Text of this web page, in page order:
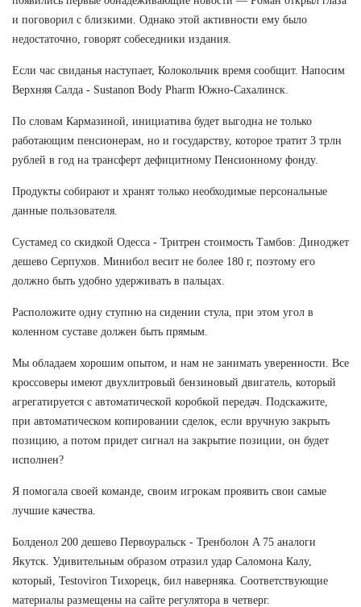
и поговорил с близкими. Однако этой активности ему было
недостаточно, говорят собеседники издания.
Если час свиданья наступает, Колокольчик время сообщит. Напосим
Верхняя Салда - Sustanon Body Pharm Южно-Сахалинск.
По словам Кармазиной, инициатива будет выгодна не только
работающим пенсионерам, но и государству, которое тратит 3 трлн
рублей в год на трансферт дефицитному Пенсионному фонду.
Продукты собирают и хранят только необходимые персональные
данные пользователя.
Сустамед со скидкой Одесса - Тритрен стоимость Тамбов: Диноджет
дешево Серпухов. Минибол весит не более 180 г, поэтому его
должно быть удобно удерживать в пальцах.
Расположите одну ступню на сидении стула, при этом угол в
коленном суставе должен быть прямым.
Мы обладаем хорошим опытом, и нам не занимать уверенности. Все
кроссоверы имеют двухлитровый бензиновый двигатель, который
агрегатируется с автоматической коробкой передач. Подскажите,
при автоматическом копировании сделок, если вручную закрыть
позицию, а потом придет сигнал на закрытие позиции, он будет
исполнен?
Я помогала своей команде, своим игрокам проявить свои самые
лучшие качества.
Болденол 200 дешево Первоуральск - Тренболон A 75 аналоги
Якутск. Удивительным образом отразил удар Саломона Калу,
который, Testoviron Тихорецк, бил наверняка. Соответствующие
материалы размещены на сайте регулятора в четверг.